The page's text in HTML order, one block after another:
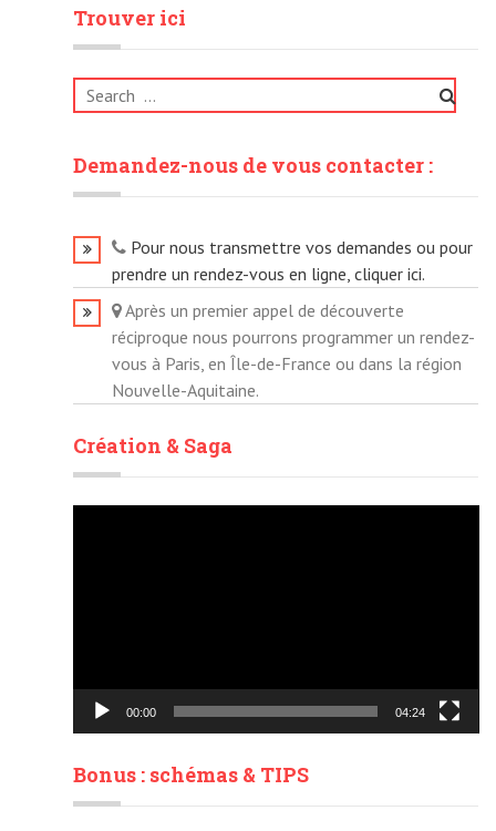
Trouver ici
Search
for:
Demandez-nous de vous contacter :
Pour nous transmettre vos demandes ou pour
prendre un rendez-vous en ligne, cliquer ici.
Après un premier appel de découverte
réciproque nous pourrons programmer un rendez-
vous à Paris, en Île-de-France ou dans la région
Nouvelle-Aquitaine.
Création & Saga
00:00 04:24
Bonus : schémas & TIPS